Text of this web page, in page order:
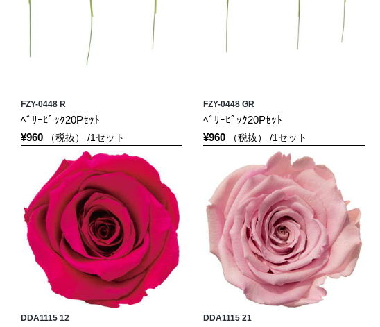
FZY-0448 R
ﾍﾞﾘｰﾋﾟｯｸ20Pｾｯﾄ
¥960 （税抜） /1セット
FZY-0448 GR
ﾍﾞﾘｰﾋﾟｯｸ20Pｾｯﾄ
¥960（税抜） /1セット
DDA1115 12 DDA1115 21